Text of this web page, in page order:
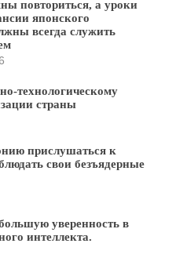
повториться, а уроки
японского
всегда служить
технологическому
страны
прислушаться к
свои безъядерные
уверенность в
интеллекта.